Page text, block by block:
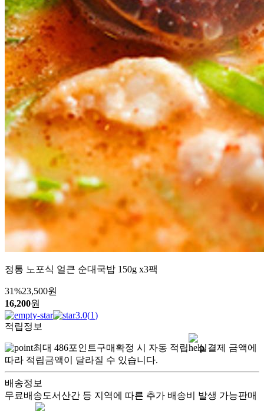
정통 노포식 얼큰 순대국밥 150g x3팩
31%23,500원
16,200원
3.0(1)
적립정보
최대 486포인트구매확정 시 자동 적립
실결제 금액에
따라 적립금액이 달라질 수 있습니다.
배송정보
무료배송도서산간 등 지역에 따른 추가 배송비 발생 가능판매